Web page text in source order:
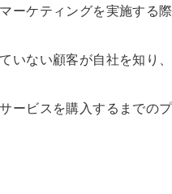
ーケティングを実施する際
いない顧客が自社を知り、
ービスを購入するまでの